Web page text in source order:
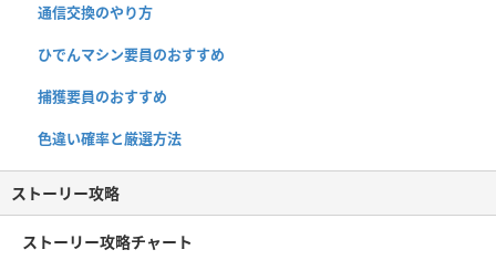
通信交換のやり方
ひでんマシン要員のおすすめ
捕獲要員のおすすめ
色違い確率と厳選方法
ストーリー攻略
ストーリー攻略チャート